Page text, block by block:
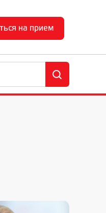
на прием